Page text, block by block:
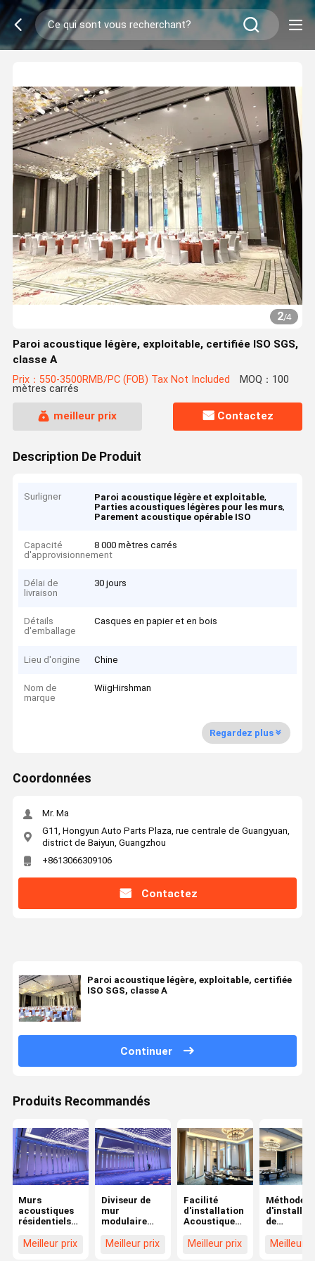
2/4
Paroi acoustique légère, exploitable, certifiée ISO SGS,
classe A
Prix：550-3500RMB/PC (FOB) Tax Not Included MOQ：100
mètres carrés
meilleur prix Contactez
Description De Produit
Surligner Paroi acoustique légère et exploitable,
Parties acoustiques légères pour les murs,
Parement acoustique opérable ISO
Capacité
d'approvisionnement
8 000 mètres carrés
Délai de
livraison
30 jours
Détails
d'emballage
Casques en papier et en bois
Lieu d'origine Chine
Nom de
marque
WiigHirshman
Regardez plus
Coordonnées
Mr. Ma
G11, Hongyun Auto Parts Plaza, rue centrale de Guangyuan,
district de Baiyun, Guangzhou
+8613066309106
Contactez
Paroi acoustique légère, exploitable, certifiée
ISO SGS, classe A
Continuer
Produits Recommandés
Murs
acoustiques
résidentiels
créant des
Meilleur prix
Diviseur de
mur
modulaire
haute
Meilleur prix
Facilité
d'installation
Acoustique
sur le mur
Meilleur prix
Méthode
de
de sol à
Meilleur